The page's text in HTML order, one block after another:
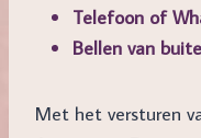
Telefoon of
Bellen van
Met het versturen